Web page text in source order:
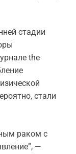
стадии
the
стали
раком с
—